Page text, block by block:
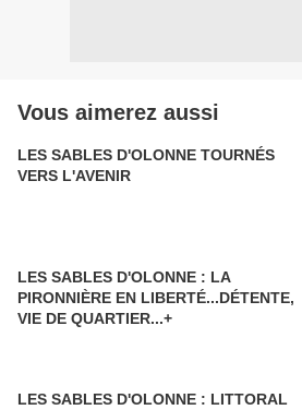
Vous aimerez aussi
LES SABLES D'OLONNE TOURNÉS
VERS L'AVENIR
LES SABLES D'OLONNE : LA
PIRONNIÈRE EN LIBERTÉ...DÉTENTE,
VIE DE QUARTIER...+
LES SABLES D'OLONNE : LITTORAL